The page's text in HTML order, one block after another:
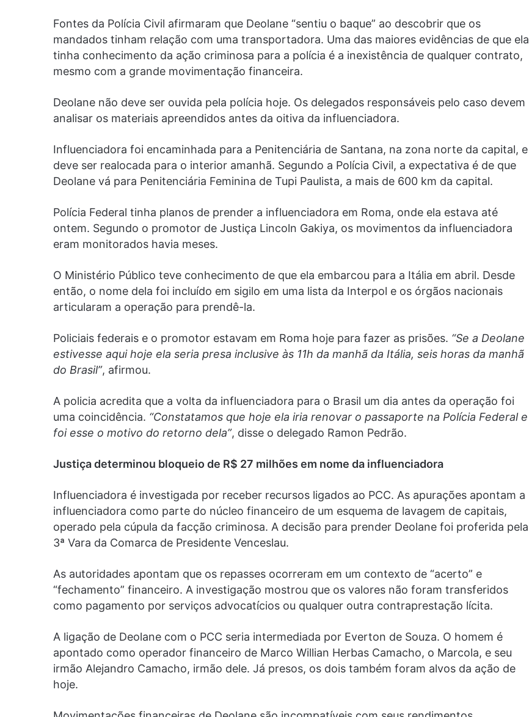
Fontes da Polícia Civil afirmaram que Deolane “sentiu o baque” ao descobrir que os
mandados tinham relação com uma transportadora. Uma das maiores evidências de que ela
tinha conhecimento da ação criminosa para a polícia é a inexistência de qualquer contrato,
mesmo com a grande movimentação financeira.
Deolane não deve ser ouvida pela polícia hoje. Os delegados responsáveis pelo caso devem
analisar os materiais apreendidos antes da oitiva da influenciadora.
Influenciadora foi encaminhada para a Penitenciária de Santana, na zona norte da capital, e
deve ser realocada para o interior amanhã. Segundo a Polícia Civil, a expectativa é de que
Deolane vá para Penitenciária Feminina de Tupi Paulista, a mais de 600 km da capital.
Polícia Federal tinha planos de prender a influenciadora em Roma, onde ela estava até
ontem. Segundo o promotor de Justiça Lincoln Gakiya, os movimentos da influenciadora
eram monitorados havia meses.
O Ministério Público teve conhecimento de que ela embarcou para a Itália em abril. Desde
então, o nome dela foi incluído em sigilo em uma lista da Interpol e os órgãos nacionais
articularam a operação para prendê-la.
Policiais federais e o promotor estavam em Roma hoje para fazer as prisões. “Se a Deolane
estivesse aqui hoje ela seria presa inclusive às 11h da manhã da Itália, seis horas da manhã
do Brasil”, afirmou.
A policia acredita que a volta da influenciadora para o Brasil um dia antes da operação foi
uma coincidência. “Constatamos que hoje ela iria renovar o passaporte na Polícia Federal e
foi esse o motivo do retorno dela”, disse o delegado Ramon Pedrão.
Justiça determinou bloqueio de R$ 27 milhões em nome da influenciadora
Influenciadora é investigada por receber recursos ligados ao PCC. As apurações apontam a
influenciadora como parte do núcleo financeiro de um esquema de lavagem de capitais,
operado pela cúpula da facção criminosa. A decisão para prender Deolane foi proferida pela
3ª Vara da Comarca de Presidente Venceslau.
As autoridades apontam que os repasses ocorreram em um contexto de “acerto” e
“fechamento” financeiro. A investigação mostrou que os valores não foram transferidos
como pagamento por serviços advocatícios ou qualquer outra contraprestação lícita.
A ligação de Deolane com o PCC seria intermediada por Everton de Souza. O homem é
apontado como operador financeiro de Marco Willian Herbas Camacho, o Marcola, e seu
irmão Alejandro Camacho, irmão dele. Já presos, os dois também foram alvos da ação de
hoje.